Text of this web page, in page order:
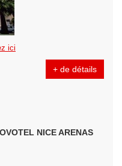
ici
+ de détails
NICE ARENAS